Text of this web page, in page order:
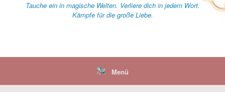
Tauche ein in magische Welten. Verliere dich in jedem Wort.
Kämpfe für die große Liebe.
Menü